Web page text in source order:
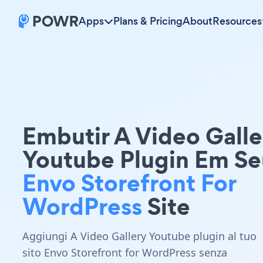
Apps Plans & PricingAboutResources
Embutir A Video
Youtube Plugin Em
Envo Storefront For
WordPressSite
Aggiungi A Video Gallery Youtube plugin al tuo
sito Envo Storefront for WordPress senza